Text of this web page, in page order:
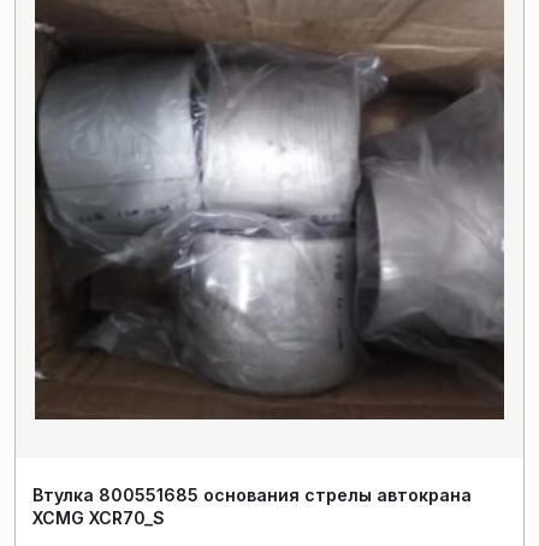
Втулка 800551685 основания стрелы автокрана
XCMG XCR70_S